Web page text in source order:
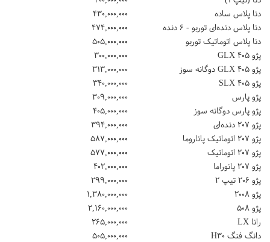
دنا پلاس ساده
۴۳۰,۰۰۰,۰۰۰
دنا پلاس دنده‌ای توربو - ۶ دنده
۴۷۴,۰۰۰,۰۰۰
دنا پلاس اتوماتیک توربو
۵۰۵,۰۰۰,۰۰۰
پژو GLX ۴۰۵
۳۰۰,۰۰۰,۰۰۰
پژو GLX ۴۰۵ دوگانه سوز
۳۱۳,۰۰۰,۰۰۰
پژو SLX ۴۰۵
۳۴۰,۰۰۰,۰۰۰
پژو پارس
۳۰۹,۰۰۰,۰۰۰
پژو پارس دوگانه سوز
۴۰۵,۰۰۰,۰۰۰
پژو ۲۰۷ دنده‌ای
۳۹۴,۰۰۰,۰۰۰
پژو ۲۰۷ اتوماتیک پاناروما
۵۸۷,۰۰۰,۰۰۰
پژو ۲۰۷ اتوماتیک
۵۷۷,۰۰۰,۰۰۰
پژو ۲۰۷ پانوراما
۴۰۲,۰۰۰,۰۰۰
پژو ۲۰۶ تیپ ۲
۲۹۹,۰۰۰,۰۰۰
پژو ۲۰۰۸
۱,۳۸۰,۰۰۰,۰۰۰
پژو ۵۰۸
۲,۱۶۰,۰۰۰,۰۰۰
رانا LX
۲۶۵,۰۰۰,۰۰۰
دانگ فنگ H۳۰
۵۰۵,۰۰۰,۰۰۰